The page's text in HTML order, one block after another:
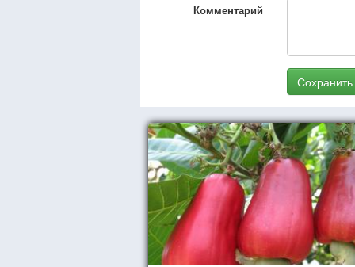
Комментарий
Сохранить